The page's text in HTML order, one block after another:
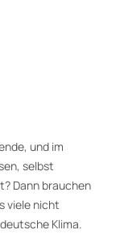
und im
selbst
Dann brauchen
viele nicht
Klima.